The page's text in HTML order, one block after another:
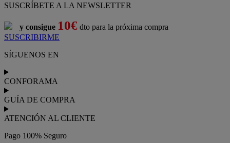
SUSCRÍBETE A LA NEWSLETTER
y consigue 10€ dto para la próxima compra
SUSCRIBIRME
SÍGUENOS EN
CONFORAMA
GUÍA DE COMPRA
ATENCIÓN AL CLIENTE
Pago 100% Seguro